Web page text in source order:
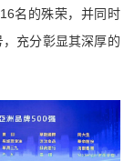
名的殊荣，并同时
充分彰显其深厚的